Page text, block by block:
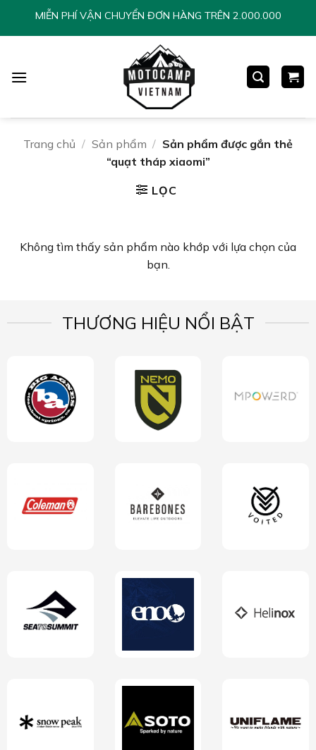
ChuyểnMIỄN PHÍ VẬN CHUYỂN ĐƠN HÀNG TRÊN 2.000.000
Trang chủ / Sản phẩm / Sản phẩm được gắn thẻ
“quạt tháp xiaomi”
LỌC
Không tìm thấy sản phẩm nào khớp với lựa chọn của
bạn.
THƯƠNG HIỆU NỔI BẬT